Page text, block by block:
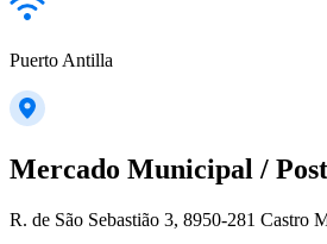
Puerto Antilla
Mercado Municipal /
R. de São Sebastião 3, 8950-281 Castro